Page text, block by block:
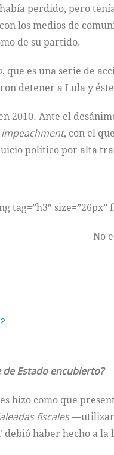
perdido, pero
los medios de
de su partido.
, que es una serie de
detener a Lula y
2010. Ante el
impeachment, con el
político por alta
tag=”h3″
No
Estado encubierto?
hizo como que
fiscales—utilizan
debió haber hecho a